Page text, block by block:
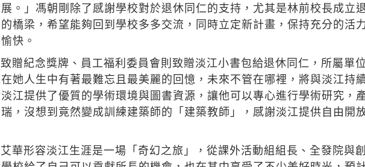
。」馮朝剛除了感謝學校對於退休同仁的支持，尤其是林前校長成立
橋梁，希望能夠回到學校多多交流，同時立定新計畫，保持充分的活
快。
贈紀念獎牌、員工福利委員會則致贈淡江小書包給退休同仁，所屬單
她人生中有著最難忘且最美麗的回憶，未來不管在哪裡，將與淡江持
江提供了優質的學術環境與圖書資源，讓他可以專心進行學術研究，
，沒想到竟然變成訓練建築師的「建築教師」，感謝淡江提供自由開
華形容淡江生涯是一場「奇幻之旅」，從課外活動組組長、全發院與